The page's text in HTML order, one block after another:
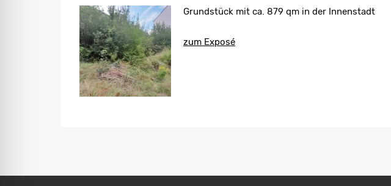
Grundstück mit ca. 879 qm in der Innenstadt
zum Exposé